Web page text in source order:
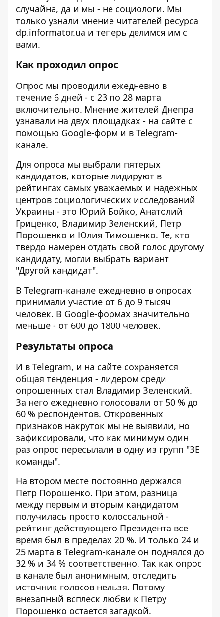
случайна, да и мы - не социологи. Мы
только узнали мнение читателей ресурса
dp.informator.ua и теперь делимся им с
вами.
Как проходил опрос
Опрос мы проводили ежедневно в
течение 6 дней - с 23 по 28 марта
включительно. Мнение жителей Днепра
узнавали на двух площадках - на сайте с
помощью Google-форм и в Telegram-
канале.
Для опроса мы выбрали пятерых
кандидатов, которые лидируют в
рейтингах самых уважаемых и надежных
центров социологических исследований
Украины - это Юрий Бойко, Анатолий
Гриценко, Владимир Зеленский, Петр
Порошенко и Юлия Тимошенко. Те, кто
твердо намерен отдать свой голос другому
кандидату, могли выбрать вариант
"Другой кандидат".
В Telegram-канале ежедневно в опросах
принимали участие от 6 до 9 тысяч
человек. В Google-формах значительно
меньше - от 600 до 1800 человек.
Результаты опроса
И в Telegram, и на сайте сохраняется
общая тенденция - лидером среди
опрошенных стал Владимир Зеленский.
За него ежедневно голосовали от 50 % до
60 % респондентов. Откровенных
признаков накруток мы не выявили, но
зафиксировали, что как минимум один
раз опрос пересылали в одну из групп "ЗЕ
команды".
На втором месте постоянно держался
Петр Порошенко. При этом, разница
между первым и вторым кандидатом
получилась просто колоссальной -
рейтинг действующего Президента все
время был в пределах 20 %. И только 24 и
25 марта в Telegram-канале он поднялся до
32 % и 34 % соответственно. Так как опрос
в канале был анонимным, отследить
источник голосов нельзя. Потому
внезапный всплеск любви к Петру
Порошенко остается загадкой.